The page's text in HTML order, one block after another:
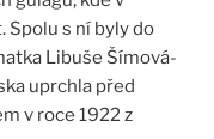
Spolu s ní byly do
Libuše Šímová-
uprchla před
v roce 1922 z